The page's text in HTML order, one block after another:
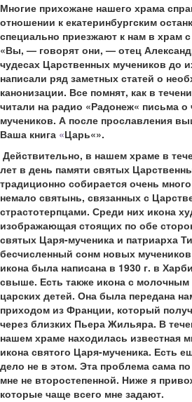
Многие прихожане нашего храма
отношении к екатеринбургским
специально приезжают к нам в храм
«Вы, — говорят они, — отец
чудесах Царственных мучеников до
написали ряд заметных статей о
канонизации. Все помнят, как в
читали на радио «Радонеж« письма о
мучеников. А после прославления
Ваша книга «Царь«».
Действительно, в нашем храме в
лет в день памяти святых
традиционно собирается очень
немало святынь, связанных с
страстотерпцами. Среди них икона
изображающая стоящих по обе
святых Царя-мученика и патриарха
бесчисленный сонм новых
икона была написана в 1930 г. в
свыше. Есть также икона с молочным
царских детей. Она была передана
приходом из Франции, который
через близких Пьера Жильяра. В
нашем храме находилась известная
икона святого Царя-мученика. Есть
дело не в этом. Эта проблема сама
мне не второстепенной. Ниже я
которые чаще всего мне задают.